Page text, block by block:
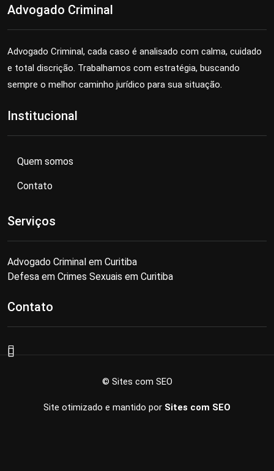
Advogado Criminal
Advogado Criminal, cada caso é analisado com calma, cuidado
e total discrição. Trabalhamos com estratégia, buscando
sempre o melhor caminho jurídico para sua situação.
Institucional
Quem somos
Contato
Serviços
Advogado Criminal em Curitiba
Defesa em Crimes Sexuais em Curitiba
Contato
© Sites com SEO
Site otimizado e mantido por Sites com SEO